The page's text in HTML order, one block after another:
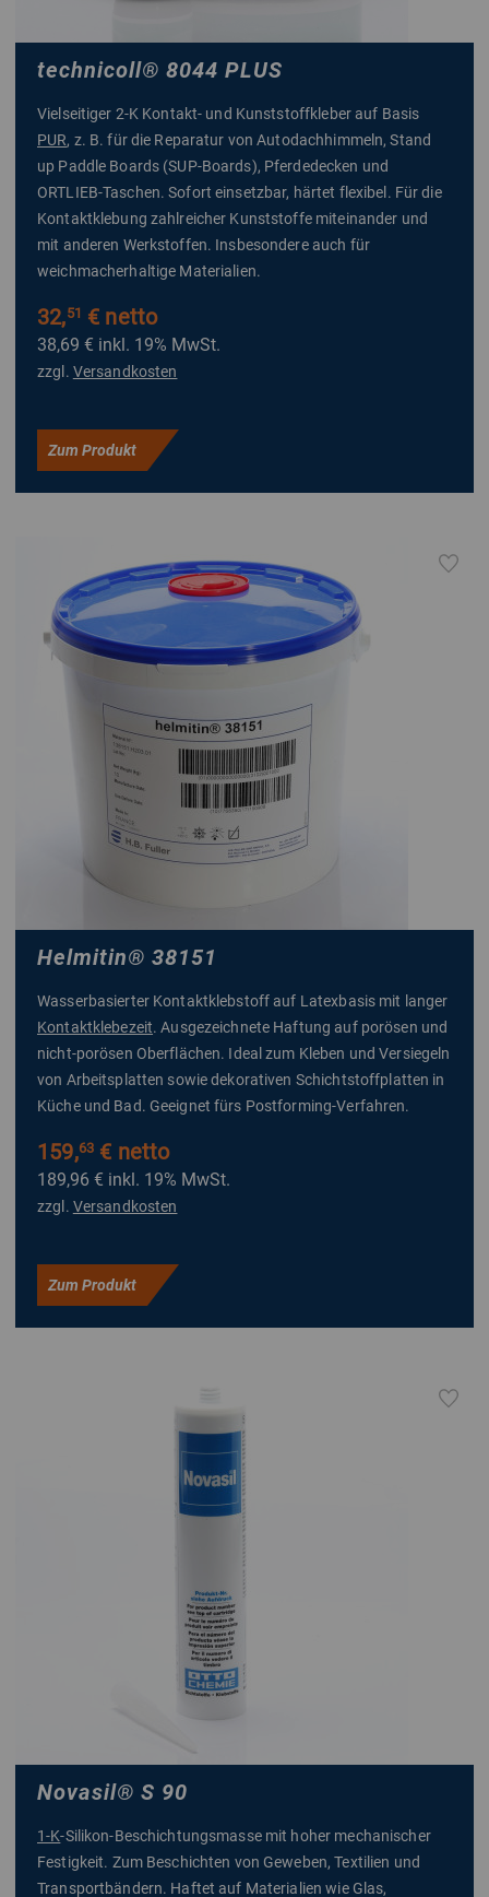
technicoll® 8044 PLUS
Vielseitiger 2-K Kontakt- und Kunststoffkleber auf Basis
PUR, z. B. für die Reparatur von Autodachhimmeln, Stand
up Paddle Boards (SUP-Boards), Pferdedecken und
ORTLIEB-Taschen. Sofort einsetzbar, härtet flexibel. Für die
Kontaktklebung zahlreicher Kunststoffe miteinander und
mit anderen Werkstoffen. Insbesondere auch für
weichmacherhaltige Materialien.
32,51 € netto
38,69 € inkl. 19% MwSt.
zzgl. Versandkosten
Zum Produkt
Helmitin® 38151
Wasserbasierter Kontaktklebstoff auf Latexbasis mit langer
Kontaktklebezeit. Ausgezeichnete Haftung auf porösen und
nicht-porösen Oberflächen. Ideal zum Kleben und Versiegeln
von Arbeitsplatten sowie dekorativen Schichtstoffplatten in
Küche und Bad. Geeignet fürs Postforming-Verfahren.
159,63 € netto
189,96 € inkl. 19% MwSt.
zzgl. Versandkosten
Zum Produkt
Novasil® S 90
1-K-Silikon-Beschichtungsmasse mit hoher mechanischer
Festigkeit. Zum Beschichten von Geweben, Textilien und
Transportbändern. Haftet auf Materialien wie Glas,